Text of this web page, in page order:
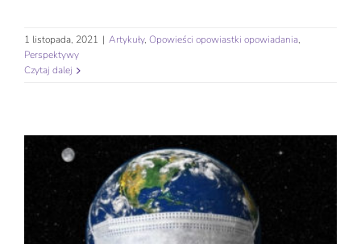
1 listopada, 2021 | Artykuły, Opowieści opowiastki opowiadania,
Perspektywy
Czytaj dalej